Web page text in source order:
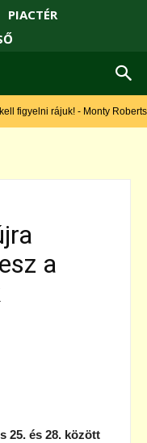
PIACTÉR
figyelni rájuk! - Monty Roberts
a
25. és 28. között